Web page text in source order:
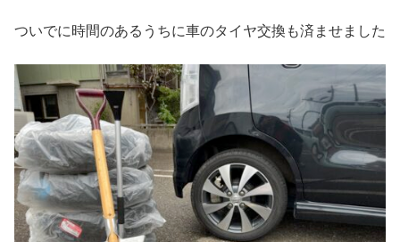
ついでに時間のあるうちに車のタイヤ交換も済ませました